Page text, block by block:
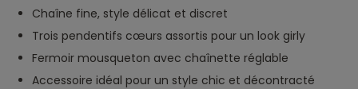
Chaîne fine, style délicat et discret
Trois pendentifs cœurs assortis pour un look girly
Fermoir mousqueton avec chaînette réglable
Accessoire idéal pour un style chic et décontracté